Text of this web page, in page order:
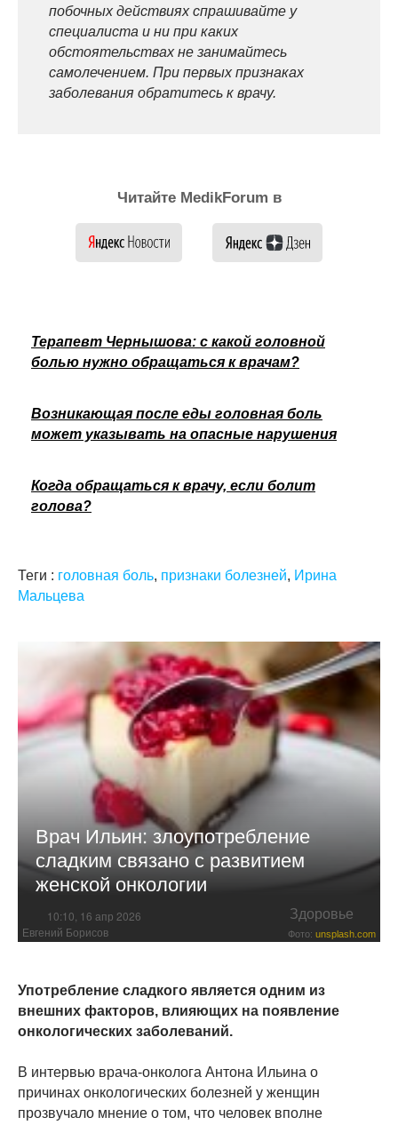
побочных действиях спрашивайте у
специалиста и ни при каких
обстоятельствах не занимайтесь
самолечением. При первых признаках
заболевания обратитесь к врачу.
Читайте MedikForum в
Терапевт Чернышова: с какой головной
болью нужно обращаться к врачам?
Возникающая после еды головная боль
может указывать на опасные нарушения
Когда обращаться к врачу, если болит
голова?
Теги : головная боль, признаки болезней, Ирина
Мальцева
Врач Ильин: злоупотребление
сладким связано с развитием
женской онкологии
10:10, 16 апр 2026 Здоровье
Евгений Борисов Фото: unsplash.com
Употребление сладкого является одним из
внешних факторов, влияющих на появление
онкологических заболеваний.
В интервью врача-онколога Антона Ильина о
причинах онкологических болезней у женщин
прозвучало мнение о том, что человек вполне